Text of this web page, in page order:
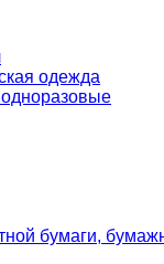
одежда
бумаги,